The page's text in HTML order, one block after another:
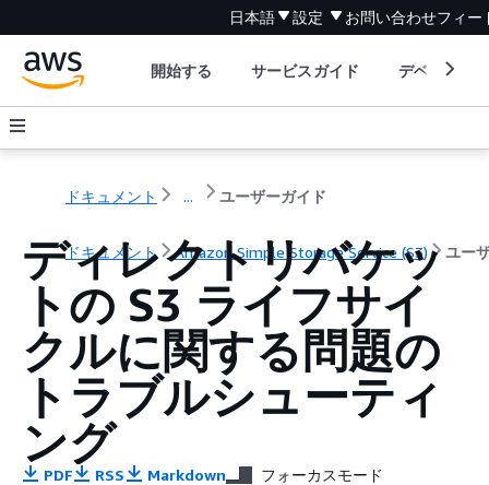
日本語 設定 お問い合わせフィー
開始する サービスガイド デベロッパ
ドキュメント ... ユーザーガイド
ドキュメント Amazon Simple Storage Service (S3) ユー
ディレクトリバケッ
トの S3 ライフサイ
クルに関する問題の
トラブルシューティ
ング
PDF RSS Markdown フォーカスモード